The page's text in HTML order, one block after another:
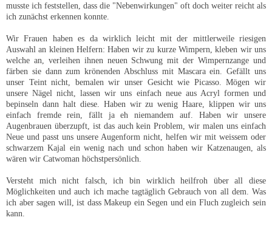
musste ich feststellen, dass die "Nebenwirkungen" oft doch weiter reicht als
ich zunächst erkennen konnte.
Wir Frauen haben es da wirklich leicht mit der mittlerweile riesigen
Auswahl an kleinen Helfern: Haben wir zu kurze Wimpern, kleben wir uns
welche an, verleihen ihnen neuen Schwung mit der Wimpernzange und
färben sie dann zum krönenden Abschluss mit Mascara ein. Gefällt uns
unser Teint nicht, bemalen wir unser Gesicht wie Picasso. Mögen wir
unsere Nägel nicht, lassen wir uns einfach neue aus Acryl formen und
bepinseln dann halt diese. Haben wir zu wenig Haare, klippen wir uns
einfach fremde rein, fällt ja eh niemandem auf. Haben wir unsere
Augenbrauen überzupft, ist das auch kein Problem, wir malen uns einfach
Neue und passt uns unsere Augenform nicht, helfen wir mit weissem oder
schwarzem Kajal ein wenig nach und schon haben wir Katzenaugen, als
wären wir Catwoman höchstpersönlich.
Versteht mich nicht falsch, ich bin wirklich heilfroh über all diese
Möglichkeiten und auch ich mache tagtäglich Gebrauch von all dem. Was
ich aber sagen will, ist dass Makeup ein Segen und ein Fluch zugleich sein
kann.